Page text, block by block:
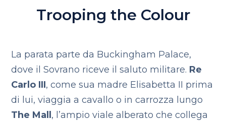
Trooping the Colour
La parata parte da Buckingham Palace,
dove il Sovrano riceve il saluto militare. Re
Carlo III, come sua madre Elisabetta II prima
di lui, viaggia a cavallo o in carrozza lungo
The Mall , l’ampio viale alberato che collega